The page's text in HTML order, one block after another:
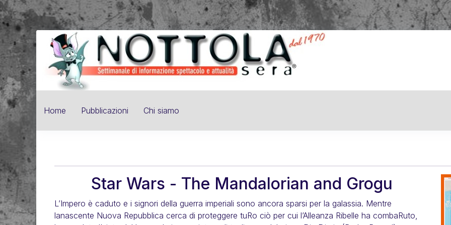
Home Pubblicazioni Chi siamo
Star Wars - The Mandalorian and Grogu
L’Impero è caduto e i signori della guerra imperiali sono ancora sparsi per la galassia. Mentre
lanascente Nuova Repubblica cerca di proteggere tuRo ciò per cui l’Alleanza Ribelle ha combaRuto,